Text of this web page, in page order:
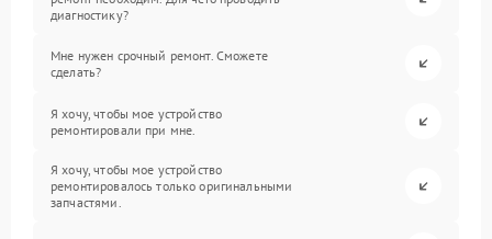
диагностику?
Мне нужен срочный ремонт. Сможете
сделать?
Я хочу, чтобы мое устройство
ремонтировали при мне.
Я хочу, чтобы мое устройство
ремонтировалось только оригинальными
запчастями.